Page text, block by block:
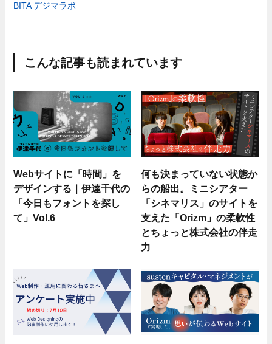
BITA デジマラボ
こんな記事も読まれています
Webサイトに「時間」を
デザインする｜伊達千代の
「今日もフォントを探し
て」Vol.6
何も決まっていない状態か
らの船出。ミニシアター
「シネマリス」のサイトを
支えた「Orizm」の柔軟性
とちょっと株式会社の伴走
力